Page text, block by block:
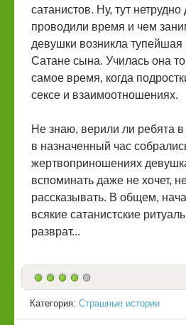
сатанистов. Ну, тут нетрудно
проводили время и чем
девушки возникла
Сатане сына. Училась она
самое время, когда
сексе и взаимоотношениях.
Не знаю, верили ли ребята
в назначенный час
жертвоприношениях
вспоминать даже не хочет,
рассказывать. В общем,
всякие сатанистские
разврат...
Категория: Страшные истории